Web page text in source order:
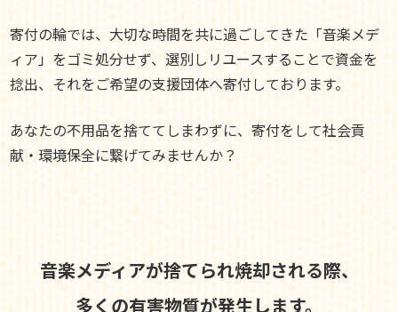
寄付の輪では、大切な時間を共に過ごしてきた「音楽メデ
ィア」をゴミ処分せず、選別しリユースすることで資金を
捻出、それをご希望の支援団体へ寄付しております。
あなたの不用品を捨ててしまわずに、寄付をして社会貢
献・環境保全に繋げてみませんか？
音楽メディアが捨てられ焼却される際、
多くの有害物質が発生します。